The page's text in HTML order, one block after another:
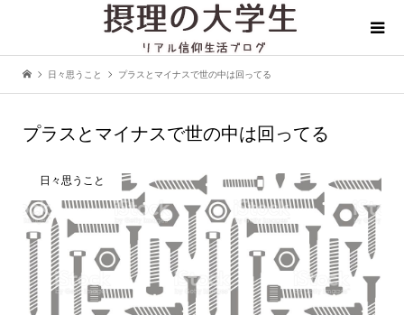
日々思うこと プラスとマイナスで世の中は回ってる
プラスとマイナスで世の中は回ってる
日々思うこと